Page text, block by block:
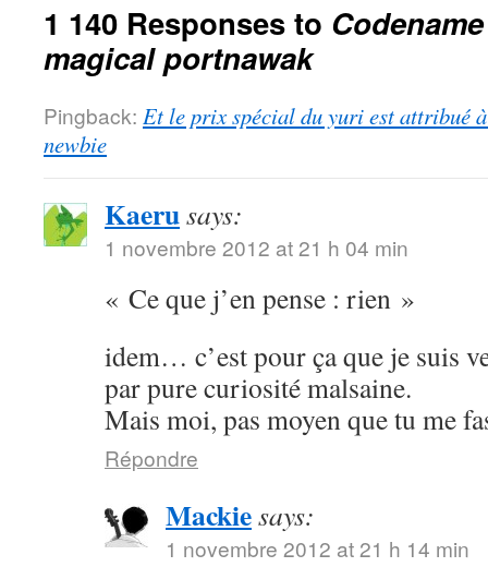
1 140 Responses to
magical portnawak
Pingback: Et le prix spécial du yuri est attribué
newbie
Kaerusays:
1 novembre 2012 at 21 h 04 min
« Ce que j’en pense : rien »
idem… c’est pour ça que je suis
par pure curiosité malsaine.
Mais moi, pas moyen que tu me
Répondre
Mackiesays:
1 novembre 2012 at 21 h 14 min